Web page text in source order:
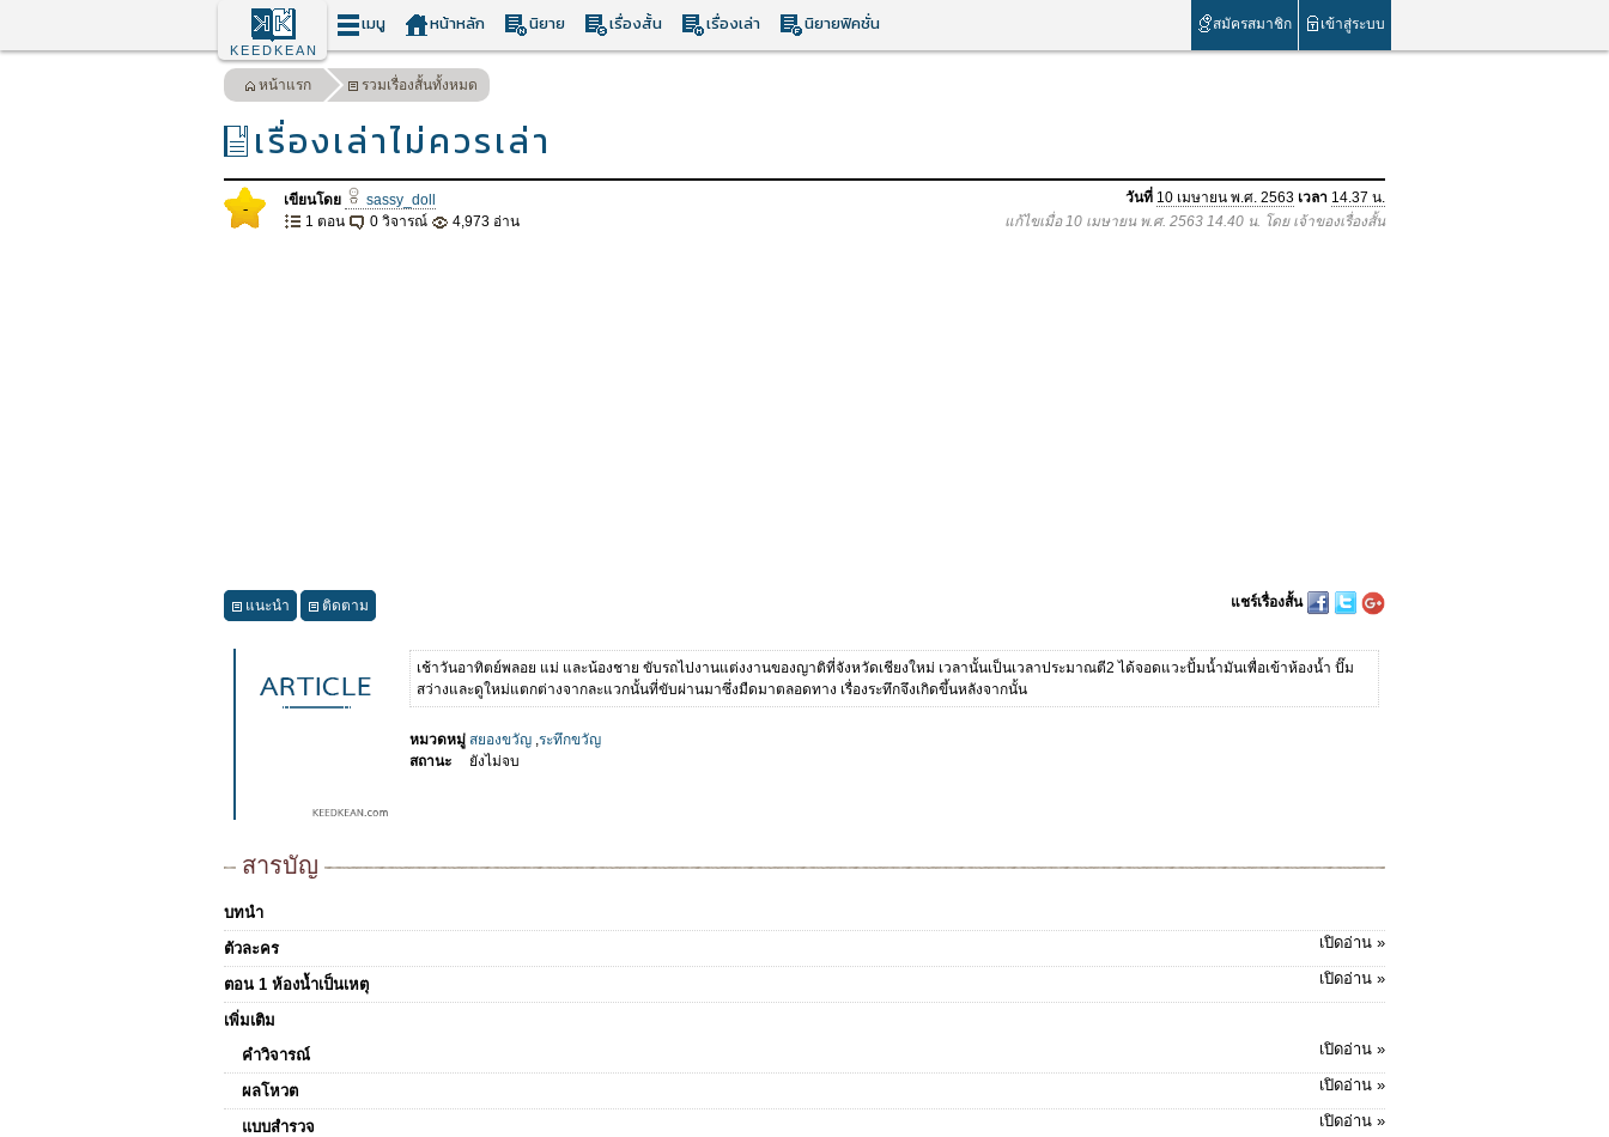
KEEDKEAN
เมนู หน้าหลัก นิยาย เรื่องสั้น เรื่องเล่า นิยายฟิคชั่น สมัครสมาชิก เข้าสู่ระบบ
หน้าแรก รวมเรื่องสั้นทั้งหมด
เรื่องเล่าไม่ควรเล่า
- เขียนโดย sassy_doll วันที่ 10 เมษายน พ.ศ. 2563 เวลา 14.37 น.
1 ตอน
0 วิจารณ์ 4,973 อ่าน แก้ไขเมื่อ 10 เมษายน พ.ศ. 2563 14.40 น. โดย เจ้าของเรื่องสั้น
แนะนำ ติดตาม แชร์เรื่องสั้น
เช้าวันอาทิตย์พลอย แม่ และน้องชาย ขับรถไปงานแต่งงานของญาติที่จังหวัดเชียงใหม่ เวลานั้นเป็นเวลาประมาณตี2 ได้จอดแวะปั้มน้ำมันเพื่อเข้าห้องน้ำ ปั๊ม
สว่างและดูใหม่แตกต่างจากละแวกนั้นที่ขับผ่านมาซึ่งมืดมาตลอดทาง เรื่องระทึกจึงเกิดขึ้นหลังจากนั้น
หมวดหมู่ สยองขวัญ ,ระทึกขวัญ
สถานะ
ยังไม่จบ
สารบัญ
บทนำ
ตัวละคร
เปิดอ่าน »
ตอน 1 ห้องน้ำเป็นเหตุ เปิดอ่าน »
เพิ่มเติม
คำวิจารณ์
เปิดอ่าน »
ผลโหวต เปิดอ่าน »
แบบสำรวจ เปิดอ่าน »